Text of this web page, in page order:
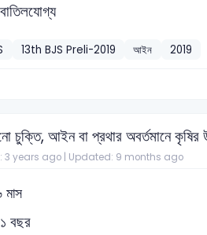
বাতিলযোগ্য
13th BJS Preli-2019 আইন 2019
চুক্তি, আইন বা প্রথার অবর্তমানে কৃষির
3 years ago | Updated: 9 months ago
মাস
১ বছর